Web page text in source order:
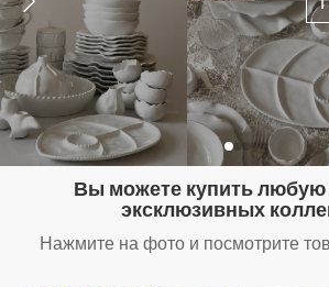
Вы можете купить любую
эксклюзивных
Нажмите на фото и посмотрите